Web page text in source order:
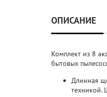
ОПИСАНИЕ
Комплект из 8
бытовых
Длинная
техникой.